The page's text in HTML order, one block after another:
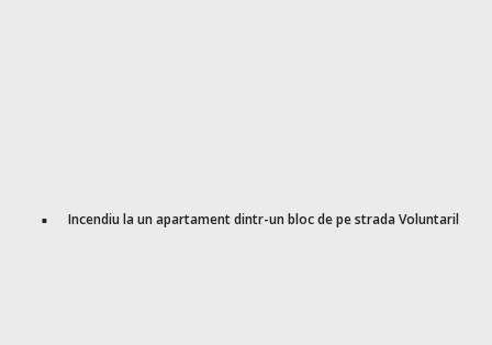
Incendiu la un apartament dintr-un bloc de pe strada Voluntarilor